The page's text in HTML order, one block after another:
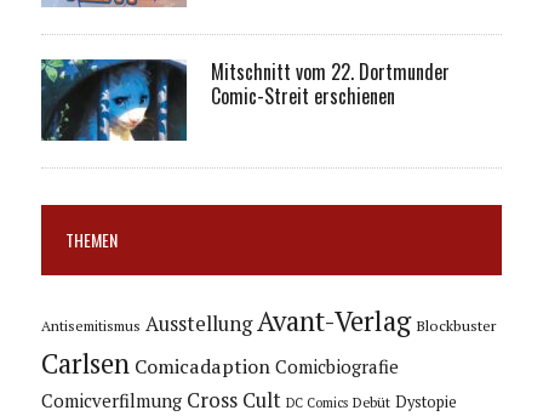
Mitschnitt vom 22. Dortmunder
Comic-Streit erschienen
THEMEN
Antisemitismus Ausstellung Avant-Verlag Blockbuster
Carlsen Comicadaption Comicbiografie
Comicverfilmung Cross Cult DC Comics Debüt Dystopie